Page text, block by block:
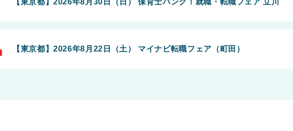
【東京都】2026年8月22日（土） マイナビ転職フェア（町田）